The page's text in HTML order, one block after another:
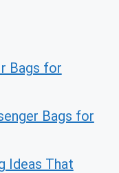
Bags for
Bags for
Ideas That